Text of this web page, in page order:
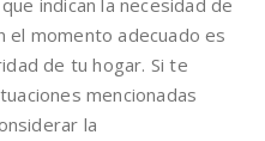
indican la necesidad de
el momento adecuado es
de tu hogar. Si te
mencionadas
la